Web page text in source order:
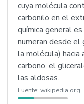
cuya molécula
carbonilo en el
química general
numeran desde el
la molécula) hacia
carbono, el
las aldosas.
Fuente: wikipedia.org